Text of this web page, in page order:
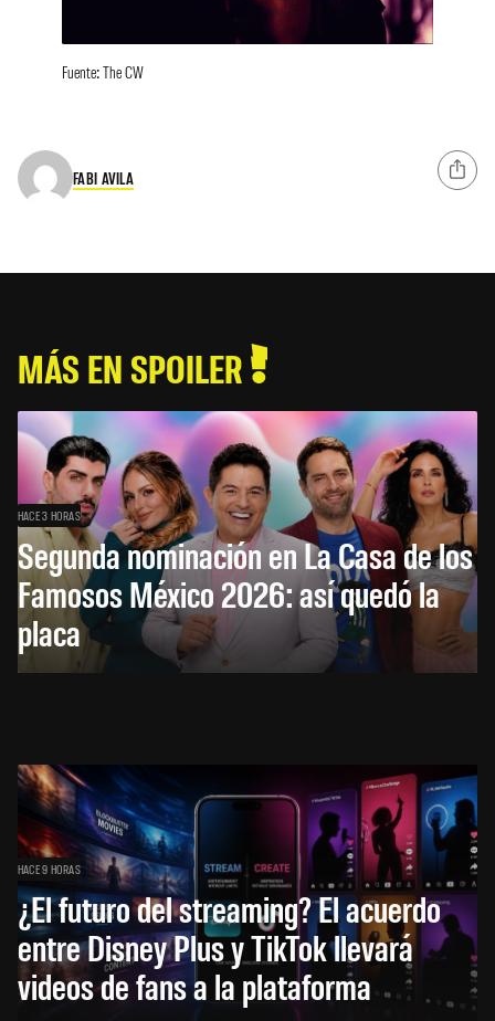
Fuente: The CW
FABI AVILA
MÁS EN SPOILER
HACE 3 HORAS
Segunda nominación en La Casa de los
Famosos México 2026: así quedó la
placa
HACE 9 HORAS
¿El futuro del streaming? El acuerdo
entre Disney Plus y TikTok llevará
videos de fans a la plataforma